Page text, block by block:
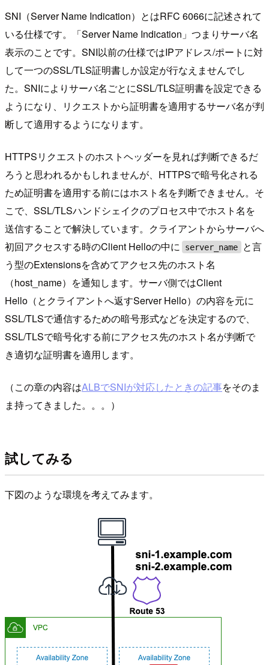
SNI（Server Name Indication）とはRFC 6066に記述されて
いる仕様です。「Server Name Indication」つまりサーバ名
表示のことです。SNI以前の仕様ではIPアドレス/ポートに対
して一つのSSL/TLS証明書しか設定が行なえませんでし
た。SNIによりサーバ名ごとにSSL/TLS証明書を設定できる
ようになり、リクエストから証明書を適用するサーバ名が判
断して適用するようになります。
HTTPSリクエストのホストヘッダーを見れば判断できるだ
ろうと思われるかもしれませんが、HTTPSで暗号化される
ため証明書を適用する前にはホスト名を判断できません。そ
こで、SSL/TLSハンドシェイクのプロセス中でホスト名を
送信することで解決しています。クライアントからサーバへ
初回アクセスする時のClient Helloの中に
server_name
と言
う型のExtensionsを含めてアクセス先のホスト名
（host_name）を通知します。サーバ側ではClient
Hello（とクライアントへ返すServer Hello）の内容を元に
SSL/TLSで通信するための暗号形式などを決定するので、
SSL/TLSで暗号化する前にアクセス先のホスト名が判断で
き適切な証明書を適用します。
（この章の内容はALBでSNIが対応したときの記事をそのま
ま持ってきました。。。）
試してみる
下図のような環境を考えてみます。